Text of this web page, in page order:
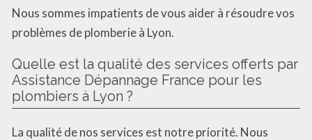
Nous sommes impatients de vous aider à résoudre vos
problèmes de plomberie à Lyon.
Quelle est la qualité des services offerts par
Assistance Dépannage France pour les
plombiers à Lyon ?
La qualité de nos services est notre priorité. Nous